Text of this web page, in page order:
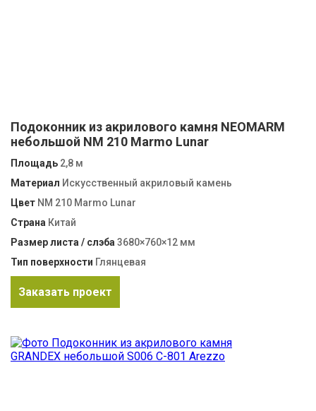
Подоконник из акрилового камня NEOMARM
небольшой NM 210 Marmo Lunar
Площадь 2,8 м
Материал Искусственный акриловый камень
Цвет NM 210 Marmo Lunar
Страна Китай
Размер листа / слэба 3680×760×12 мм
Тип поверхности Глянцевая
Заказать проект